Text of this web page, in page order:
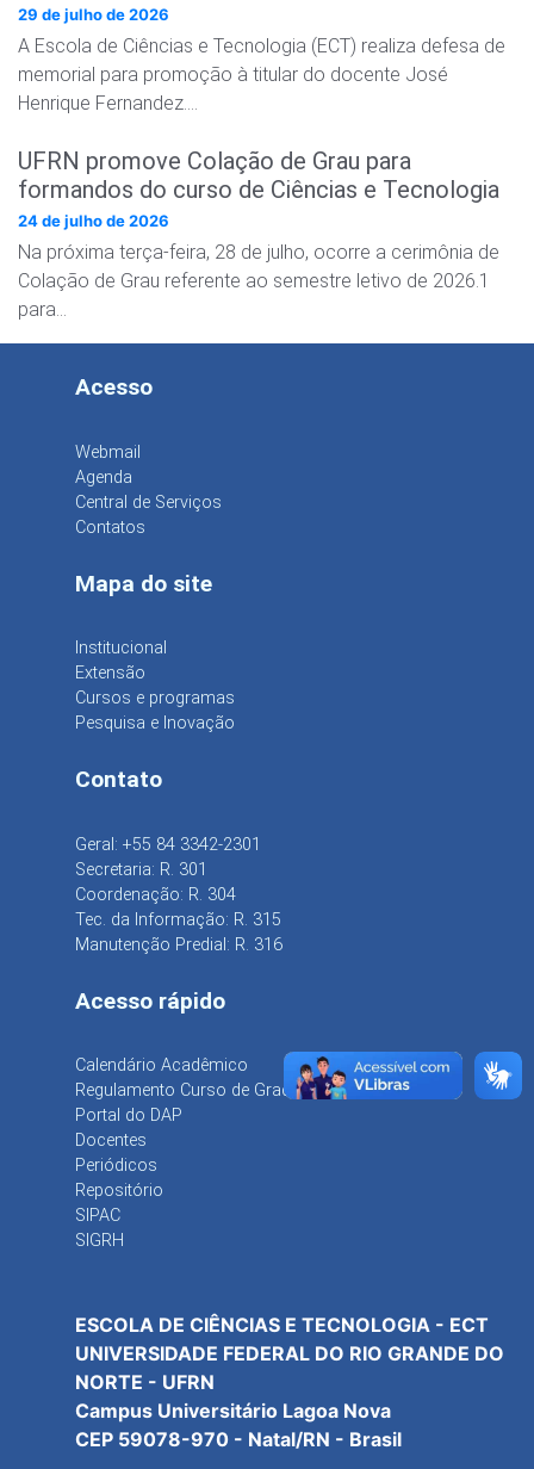
29 de julho de 2026
A Escola de Ciências e Tecnologia (ECT) realiza defesa de
memorial para promoção à titular do docente José
Henrique Fernandez….
UFRN promove Colação de Grau para
formandos do curso de Ciências e Tecnologia
24 de julho de 2026
Na próxima terça-feira, 28 de julho, ocorre a cerimônia de
Colação de Grau referente ao semestre letivo de 2026.1
para…
Acesso
Webmail
Agenda
Central de Serviços
Contatos
Mapa do site
Institucional
Extensão
Cursos e programas
Pesquisa e Inovação
Contato
Geral: +55 84 3342-2301
Secretaria: R. 301
Coordenação: R. 304
Tec. da Informação: R. 315
Manutenção Predial: R. 316
Acesso rápido
Calendário Acadêmico
Regulamento Curso de Graduação
Portal do DAP
Docentes
Periódicos
Repositório
SIPAC
SIGRH
ESCOLA DE CIÊNCIAS E TECNOLOGIA - ECT
UNIVERSIDADE FEDERAL DO RIO GRANDE DO
NORTE - UFRN
Campus Universitário Lagoa Nova
CEP 59078-970 - Natal/RN - Brasil